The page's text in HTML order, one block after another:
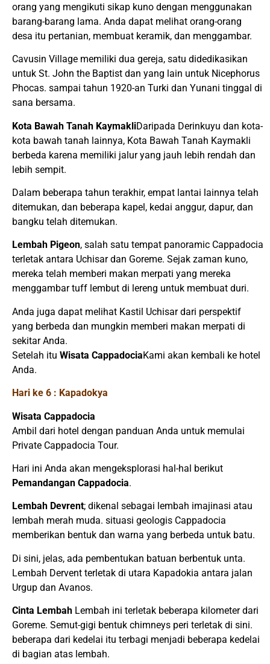
orang yang mengikuti sikap kuno dengan menggunakan
barang-barang lama. Anda dapat melihat orang-orang
desa itu pertanian, membuat keramik, dan menggambar.
Cavusin Village memiliki dua gereja, satu didedikasikan
untuk St. John the Baptist dan yang lain untuk Nicephorus
Phocas. sampai tahun 1920-an Turki dan Yunani tinggal di
sana bersama.
Kota Bawah Tanah KaymakliDaripada Derinkuyu dan kota-
kota bawah tanah lainnya, Kota Bawah Tanah Kaymakli
berbeda karena memiliki jalur yang jauh lebih rendah dan
lebih sempit.
Dalam beberapa tahun terakhir, empat lantai lainnya telah
ditemukan, dan beberapa kapel, kedai anggur, dapur, dan
bangku telah ditemukan.
Lembah Pigeon, salah satu tempat panoramic Cappadocia
terletak antara Uchisar dan Goreme. Sejak zaman kuno,
mereka telah memberi makan merpati yang mereka
menggambar tuff lembut di lereng untuk membuat duri.
Anda juga dapat melihat Kastil Uchisar dari perspektif
yang berbeda dan mungkin memberi makan merpati di
sekitar Anda.
Setelah itu Wisata CappadociaKami akan kembali ke hotel
Anda.
Hari ke 6 : Kapadokya
Wisata Cappadocia
Ambil dari hotel dengan panduan Anda untuk memulai
Private Cappadocia Tour.
Hari ini Anda akan mengeksplorasi hal-hal berikut
Pemandangan Cappadocia.
Lembah Devrent; dikenal sebagai lembah imajinasi atau
lembah merah muda. situasi geologis Cappadocia
memberikan bentuk dan warna yang berbeda untuk batu.
Di sini, jelas, ada pembentukan batuan berbentuk unta.
Lembah Dervent terletak di utara Kapadokia antara jalan
Urgup dan Avanos.
Cinta Lembah Lembah ini terletak beberapa kilometer dari
Goreme. Semut-gigi bentuk chimneys peri terletak di sini.
beberapa dari kedelai itu terbagi menjadi beberapa kedelai
di bagian atas lembah.